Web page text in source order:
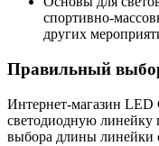
спортивно-
других
Правильный
Интернет-магазин
светодиодную
выбора длины линейки